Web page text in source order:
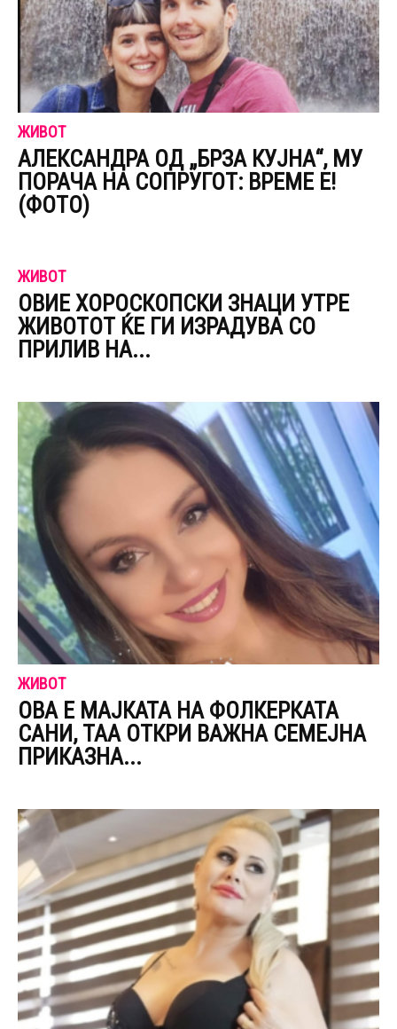
ЖИВОТ
АЛЕКСАНДРА ОД „БРЗА КУЈНА“, МУ
ПОРАЧА НА СОПРУГОТ: ВРЕМЕ Е!
(ФОТО)
ЖИВОТ
ОВИЕ ХОРОСКОПСКИ ЗНАЦИ УТРЕ
ЖИВОТОТ ЌЕ ГИ ИЗРАДУВА СО
ПРИЛИВ НА...
ЖИВОТ
ОВА Е МАЈКАТА НА ФОЛКЕРКАТА
САНИ, ТАА ОТКРИ ВАЖНА СЕМЕЈНА
ПРИКАЗНА...